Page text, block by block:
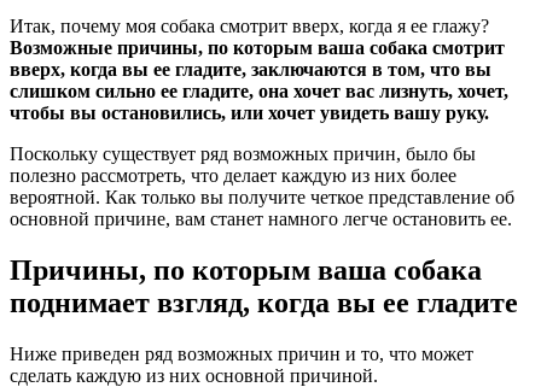
Итак, почему моя собака смотрит вверх, когда я ее глажу?
Возможные причины, по которым ваша собака смотрит
вверх, когда вы ее гладите, заключаются в том, что вы
слишком сильно ее гладите, она хочет вас лизнуть, хочет,
чтобы вы остановились, или хочет увидеть вашу руку.
Поскольку существует ряд возможных причин, было бы
полезно рассмотреть, что делает каждую из них более
вероятной. Как только вы получите четкое представление об
основной причине, вам станет намного легче остановить ее.
Причины, по которым ваша собака
поднимает взгляд, когда вы ее гладите
Ниже приведен ряд возможных причин и то, что может
сделать каждую из них основной причиной.